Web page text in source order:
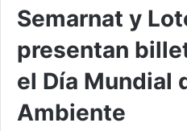
Semarnat y
presentan
el Día Mundial
Ambiente